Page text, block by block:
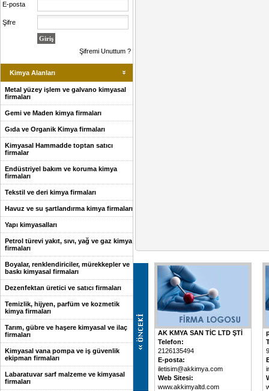
E-posta
Şifre
Şifremi Unuttum ?
Kimya Alanları
Metal yüzey işlem ve galvano kimyasal
firmaları
Gemi ve Maden kimya firmaları
Gıda ve Organik Kimya firmaları
Kimyasal Hammadde toptan satıcı
firmalar
Endüstriyel bakım ve koruma kimya
firmaları
Tekstil ve deri kimya firmaları
Havuz ve su şartlandırma kimya firmaları
Yapı kimyasalları
Petrol türevi yakıt, sıvı, yağ ve gaz kimya
firmaları
Boyalar, renklendiriciler, mürekkepler ve
baskı kimyasal firmaları
Dezenfektan üretici ve satıcı firmaları
Temizlik, hijyen, parfüm ve kozmetik
kimya firmaları
Tarım, gübre ve haşere kimyasal ve ilaç
firmaları
Kimyasal vana pompa ve iş güvenlik
ekipman firmaları
Labaratuvar sarf malzeme ve kimyasal
firmaları
AK KMYA SAN TİC LTD ŞTİ
Telefon:
2126135494
E-posta:
iletisim@akkimya.com
Web Sitesi:
www.akkimyaltd.com